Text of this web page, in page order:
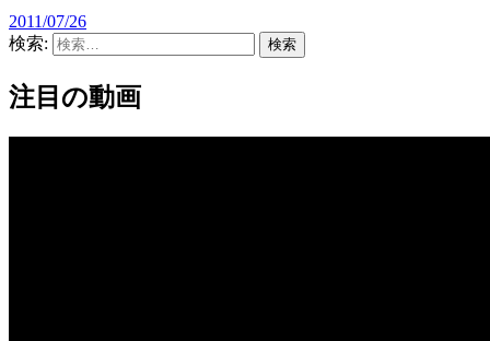
2011/07/26
検索:
注目の動画